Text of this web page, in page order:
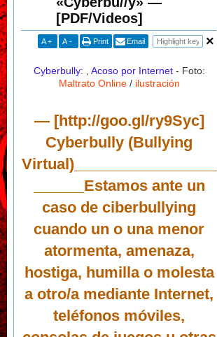
[PDF/Videos]
A + A - Print Email
Cyberbully: , Acoso por Internet - Foto:
Maltrato Online/ ilustración
— [http://goo.gl/ry9Syc]
Cyberbully (Bullying
Virtual)_________________
______Estamos ante un
caso de ciberbullying
cuando un o una menor
atormenta, amenaza,
hostiga, humilla o molesta
a otro/a mediante Internet,
teléfonos móviles,